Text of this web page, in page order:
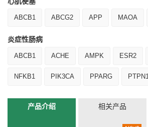
ABCB1 ABCG2 APP MAOA
炎症性肠病
ABCB1 ACHE AMPK ESR2
NFKB1 PIK3CA PPARG PTPN1
产品介绍 相关产品